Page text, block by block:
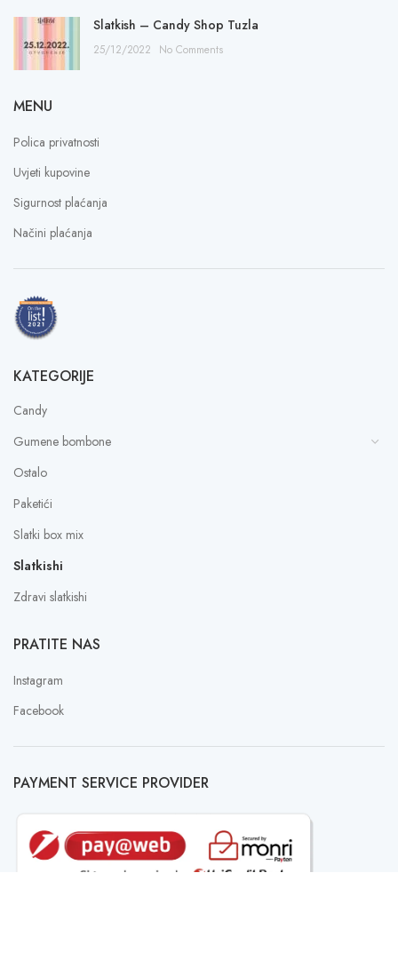
Slatkish – Candy Shop Tuzla
25/12/2022 No Comments
MENU
Polica privatnosti
Uvjeti kupovine
Sigurnost plaćanja
Načini plaćanja
KATEGORIJE
Candy
Gumene bombone
Ostalo
Paketići
Slatki box mix
Slatkishi
Zdravi slatkishi
PRATITE NAS
Instagram
Facebook
PAYMENT SERVICE PROVIDER